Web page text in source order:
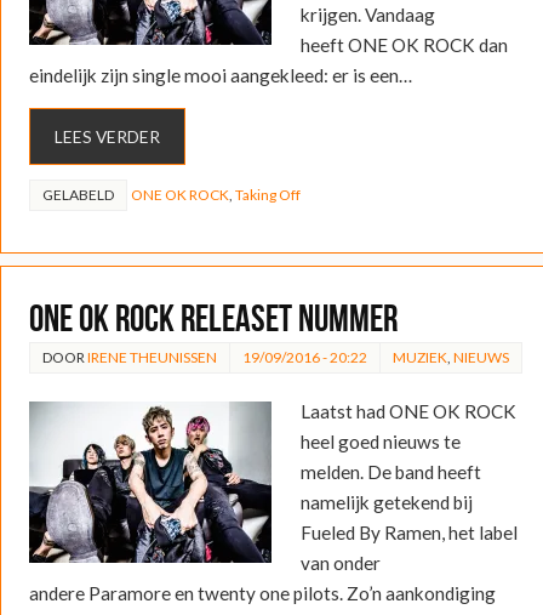
krijgen. Vandaag
heeft ONE OK ROCK dan
eindelijk zijn single mooi aangekleed: er is een…
LEES VERDER
GELABELD ONE OK ROCK Taking Off
ONE OK ROCK releaset nummer
DOOR IRENE THEUNISSEN 19/09/2016 - 20:22 MUZIEK NIEUWS
Laatst had ONE OK ROCK
heel goed nieuws te
melden. De band heeft
namelijk getekend bij
Fueled By Ramen, het label
van onder
andere Paramore en twenty one pilots. Zo’n aankondiging